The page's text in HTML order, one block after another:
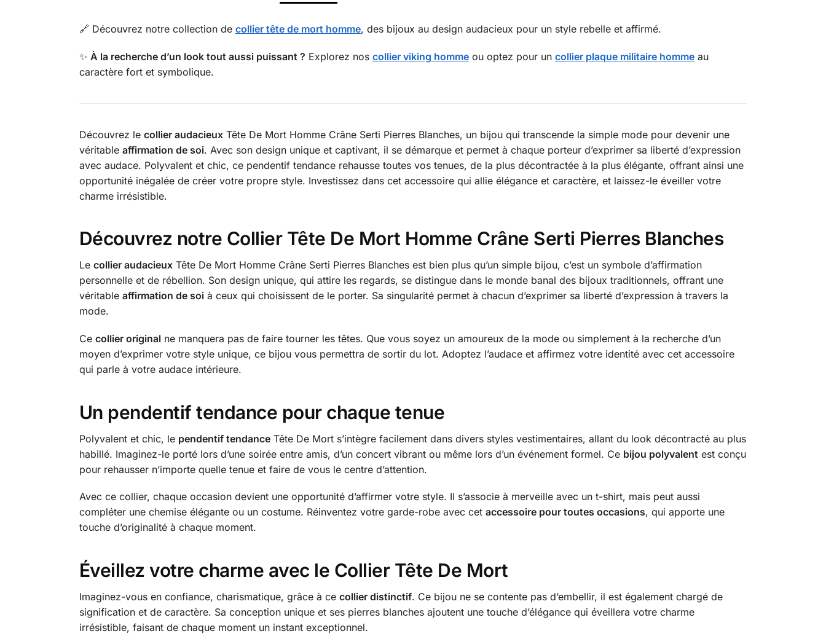
🔗 Découvrez notre collection de collier tête de mort homme, des bijoux au design audacieux pour un style rebelle et affirmé.
✨ À la recherche d’un look tout aussi puissant ? Explorez nos collier viking hommeou optez pour un collier plaque militaire hommeau
caractère fort et symbolique.
Découvrez le collier audacieuxTête De Mort Homme Crâne Serti Pierres Blanches, un bijou qui transcende la simple mode pour devenir une
véritable affirmation de soi. Avec son design unique et captivant, il se démarque et permet à chaque porteur d’exprimer sa liberté d’expression
avec audace. Polyvalent et chic, ce pendentif tendance rehausse toutes vos tenues, de la plus décontractée à la plus élégante, offrant ainsi une
opportunité inégalée de créer votre propre style. Investissez dans cet accessoire qui allie élégance et caractère, et laissez-le éveiller votre
charme irrésistible.
Découvrez notre Collier Tête De Mort Homme Crâne Serti Pierres Blanches
Le collier audacieuxTête De Mort Homme Crâne Serti Pierres Blanches est bien plus qu’un simple bijou, c’est un symbole d’affirmation
personnelle et de rébellion. Son design unique, qui attire les regards, se distingue dans le monde banal des bijoux traditionnels, offrant une
véritable affirmation de soià ceux qui choisissent de le porter. Sa singularité permet à chacun d’exprimer sa liberté d’expression à travers la
mode.
Ce collier originalne manquera pas de faire tourner les têtes. Que vous soyez un amoureux de la mode ou simplement à la recherche d’un
moyen d’exprimer votre style unique, ce bijou vous permettra de sortir du lot. Adoptez l’audace et affirmez votre identité avec cet accessoire
qui parle à votre audace intérieure.
Un pendentif tendance pour chaque tenue
Polyvalent et chic, le pendentif tendanceTête De Mort s’intègre facilement dans divers styles vestimentaires, allant du look décontracté au plus
habillé. Imaginez-le porté lors d’une soirée entre amis, d’un concert vibrant ou même lors d’un événement formel. Ce bijou polyvalent est conçu
pour rehausser n’importe quelle tenue et faire de vous le centre d’attention.
Avec ce collier, chaque occasion devient une opportunité d’affirmer votre style. Il s’associe à merveille avec un t-shirt, mais peut aussi
compléter une chemise élégante ou un costume. Réinventez votre garde-robe avec cet accessoire pour toutes occasions, qui apporte une
touche d’originalité à chaque moment.
Éveillez votre charme avec le Collier Tête De Mort
Imaginez-vous en confiance, charismatique, grâce à ce collier distinctif. Ce bijou ne se contente pas d’embellir, il est également chargé de
signification et de caractère. Sa conception unique et ses pierres blanches ajoutent une touche d’élégance qui éveillera votre charme
irrésistible, faisant de chaque moment un instant exceptionnel.